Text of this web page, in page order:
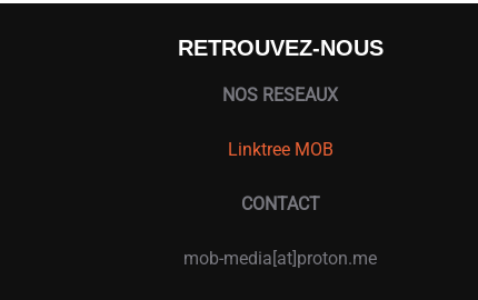
RETROUVEZ-NOUS
NOS RESEAUX
Linktree MOB
CONTACT
mob-media[at]proton.me